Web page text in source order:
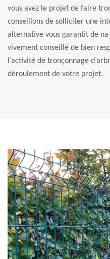
vous avez le projet de faire
conseillons de solliciter une
alternative vous garantit de
vivement conseillé de bien
l’activité de tronçonnage
déroulement de votre projet.